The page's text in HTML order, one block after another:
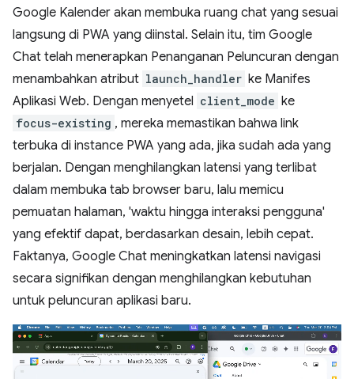
Google Kalender akan membuka ruang chat yang sesuai
langsung di PWA yang diinstal. Selain itu, tim Google
Chat telah menerapkan Penanganan Peluncuran dengan
menambahkan atribut launch_handler ke Manifes
Aplikasi Web. Dengan menyetel client_mode ke
focus-existing , mereka memastikan bahwa link
terbuka di instance PWA yang ada, jika sudah ada yang
berjalan. Dengan menghilangkan latensi yang terlibat
dalam membuka tab browser baru, lalu memicu
pemuatan halaman, 'waktu hingga interaksi pengguna'
yang efektif dapat, berdasarkan desain, lebih cepat.
Faktanya, Google Chat meningkatkan latensi navigasi
secara signifikan dengan menghilangkan kebutuhan
untuk peluncuran aplikasi baru.